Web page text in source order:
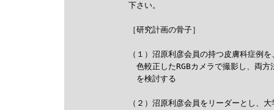
下さい。
［研究計画の骨子］
（１）沼原利彦会員の持つ皮膚科症例
色較正したRGBカメラで撮影し、両
を検討する
（２）沼原利彦会員をリーダーとし、